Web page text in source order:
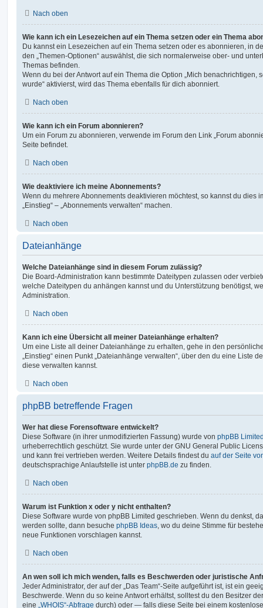
Nach oben
Wie kann ich ein Lesezeichen auf ein Thema setzen oder ein Thema
Du kannst ein Lesezeichen auf ein Thema setzen oder es abonnieren, in
den „Themen-Optionen“ auswählst, die sich normalerweise ober- und
Themas befinden.
Wenn du bei der Antwort auf ein Thema die Option „Mich benachrichtigen,
wurde“ aktivierst, wird das Thema ebenfalls für dich abonniert.
Nach oben
Wie kann ich ein Forum abonnieren?
Um ein Forum zu abonnieren, verwende im Forum den Link „Forum
Seite befindet.
Nach oben
Wie deaktiviere ich meine Abonnements?
Wenn du mehrere Abonnements deaktivieren möchtest, so kannst du dies
„Einstieg“ – „Abonnements verwalten“ machen.
Nach oben
Dateianhänge
Welche Dateianhänge sind in diesem Forum zulässig?
Die Board-Administration kann bestimmte Dateitypen zulassen oder
welche Dateitypen du anhängen kannst und du Unterstützung benötigst,
Administration.
Nach oben
Kann ich eine Übersicht all meiner Dateianhänge erhalten?
Um eine Liste all deiner Dateianhänge zu erhalten, gehe in den
„Einstieg“ einen Punkt „Dateianhänge verwalten“, über den du eine Liste
diese verwalten kannst.
Nach oben
phpBB betreffende Fragen
Wer hat diese Forensoftware entwickelt?
Diese Software (in ihrer unmodifizierten Fassung) wurde von phpBB
urheberrechtlich geschützt. Sie wurde unter der GNU General Public
und kann frei vertrieben werden. Weitere Details findest du auf der Seite
deutschsprachige Anlaufstelle ist unter phpBB.de zu finden.
Nach oben
Warum ist Funktion x oder y nicht enthalten?
Diese Software wurde von phpBB Limited geschrieben. Wenn du denkst,
werden sollte, dann besuche phpBB Ideas , wo du deine Stimme für
neue Funktionen vorschlagen kannst.
Nach oben
An wen soll ich mich wenden, falls es Beschwerden oder juristische
Jeder Administrator, der auf der „Das Team“-Seite aufgeführt ist, ist ein
Beschwerde. Wenn du so keine Antwort erhältst, solltest du den Besitzer
eine „WHOIS“-Abfrage durch) oder — falls diese Seite bei einem